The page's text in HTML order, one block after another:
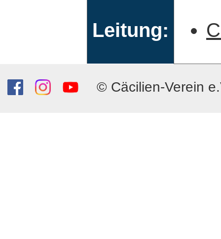
Leitung:
© Cäcilien-Verein